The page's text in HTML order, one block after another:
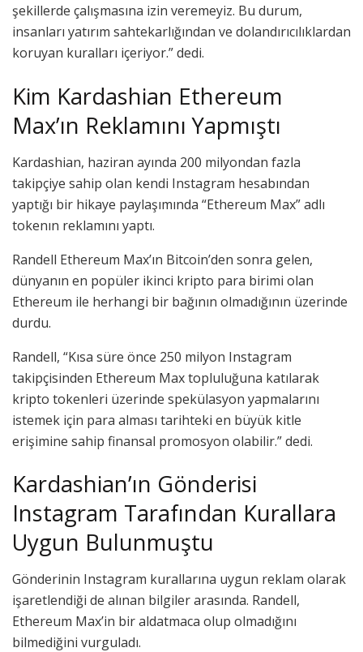
şekillerde çalışmasına izin veremeyiz. Bu durum,
insanları yatırım sahtekarlığından ve dolandırıcılıklardan
koruyan kuralları içeriyor.” dedi.
Kim Kardashian Ethereum
Max’ın Reklamını Yapmıştı
Kardashian, haziran ayında 200 milyondan fazla
takipçiye sahip olan kendi Instagram hesabından
yaptığı bir hikaye paylaşımında “Ethereum Max” adlı
tokenın reklamını yaptı.
Randell Ethereum Max’ın Bitcoin’den sonra gelen,
dünyanın en popüler ikinci kripto para birimi olan
Ethereum ile herhangi bir bağının olmadığının üzerinde
durdu.
Randell, “Kısa süre önce 250 milyon Instagram
takipçisinden Ethereum Max topluluğuna katılarak
kripto tokenleri üzerinde spekülasyon yapmalarını
istemek için para alması tarihteki en büyük kitle
erişimine sahip finansal promosyon olabilir.” dedi.
Kardashian’ın Gönderisi
Instagram Tarafından Kurallara
Uygun Bulunmuştu
Gönderinin Instagram kurallarına uygun reklam olarak
işaretlendiği de alınan bilgiler arasında. Randell,
Ethereum Max’in bir aldatmaca olup olmadığını
bilmediğini vurguladı.